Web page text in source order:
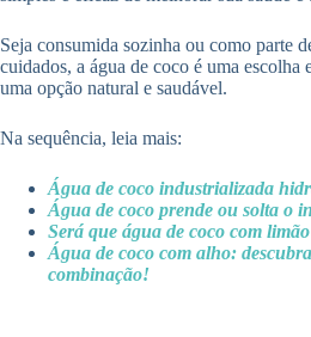
Seja consumida sozinha ou como parte
cuidados, a água de coco é uma escolha
uma opção natural e saudável.
Na sequência, leia mais:
Água de coco industrializada
Água de coco prende ou solta o
Será que água de coco com
Água de coco com alho:
combinação!